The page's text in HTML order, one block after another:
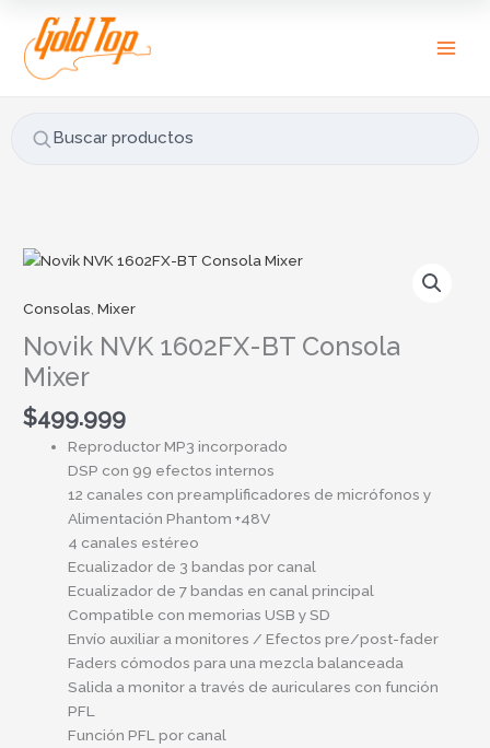
contenido
Buscar productos
u
s
r
Consolas,Mixer
Novik NVK 1602FX-BT Consola
Mixer
$499.999
Reproductor MP3 incorporado
DSP con 99 efectos internos
12 canales con preamplificadores de micrófonos y
Alimentación Phantom +48V
4 canales estéreo
Ecualizador de 3 bandas por canal
Ecualizador de 7 bandas en canal principal
Compatible con memorias USB y SD
Envío auxiliar a monitores / Efectos pre/post-fader
Faders cómodos para una mezcla balanceada
Salida a monitor a través de auriculares con función
PFL
Función PFL por canal
Novik
1602FX-
Consola
Mixer
cantidad